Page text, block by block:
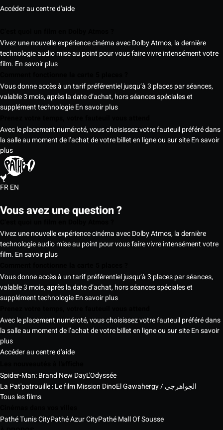
Accéder au centre d'aide
Vivez une nouvelle expérience cinéma avec Dolby Atmos, la dernière
technologie audio mise au point pour vous faire vivre intensément votre
film. En savoir plus
Vous donne accès à un tarif préférentiel jusqu’à 3 places par séances,
valable 3 mois, après la date d’achat, hors séances spéciales et
supplément technologieEn savoir plus
Avec le placement numéroté, vous choisissez votre fauteuil préféré dans
la salle au moment de l’achat de votre billet en ligne ou sur siteEn savoir
plus
FREN
Vous avez une question ?
Vivez une nouvelle expérience cinéma avec Dolby Atmos, la dernière
technologie audio mise au point pour vous faire vivre intensément votre
film. En savoir plus
Vous donne accès à un tarif préférentiel jusqu’à 3 places par séances,
valable 3 mois, après la date d’achat, hors séances spéciales et
supplément technologieEn savoir plus
Avec le placement numéroté, vous choisissez votre fauteuil préféré dans
la salle au moment de l’achat de votre billet en ligne ou sur siteEn savoir
plus
Accéder au centre d'aide
Spider-Man: Brand New DayL'Odyssée
La Pat'patrouille : Le film Mission Dino
El Gawahergy / الجواهرجي
Tous les films
Pathé Tunis CityPathé Azur CityPathé Mall Of Sousse